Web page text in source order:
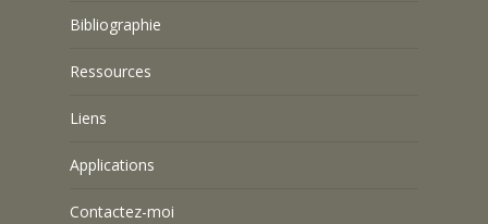
Bibliographie
Ressources
Liens
Applications
Contactez-moi